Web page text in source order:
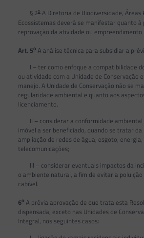
§ 2oA Diretoria de Biodiversidade, Áreas
Ecossistemas deverá se manifestar quanto à
reprovação da atividade ou empreendimento
Art. 5oA análise técnica para subsidiar a
I – ter como enfoque a compatibilidade
ou atividade com a Unidade de Conservação
manejo. A Unidade de Conservação não se
regularidade ambiental e quanto aos
licenciamento.
II – considerar a conformidade ambiental
imóvel a ser beneficiado, quando se tratar
ampliação de redes de água, esgoto, energia,
telecomunicações;
III – considerar eventuais impactos da
o ambiente natural, a fim de evitar a
cabível.
6oA prévia aprovação de que trata esta
dispensada, exceto nas Unidades de
Integral, nos seguintes casos: